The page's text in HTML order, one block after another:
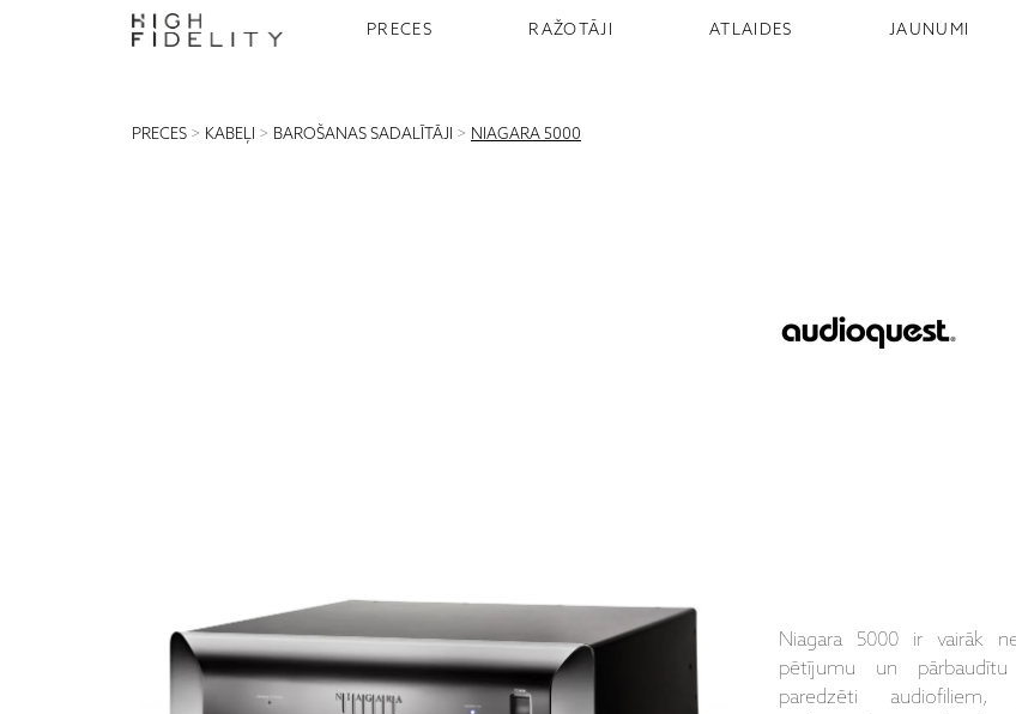
PRECES RAŽOTĀJI ATLAIDES JAUNUMI
PRECES > KABEĻI > BAROŠANAS SADALĪTĀJI > NIAGARA 5000
Niagara 5000 ir vairāk
pētījumu un
paredzēti